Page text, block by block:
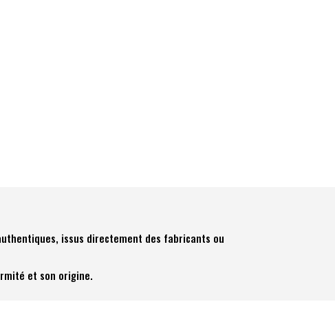
issus directement des fabricants ou
et son origine.